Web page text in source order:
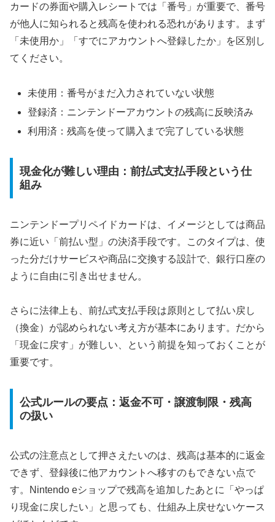
カードの券面や購入レシートでは「番号」が重要で、番号
が他人に知られると残高を使われる恐れがあります。まず
「未使用か」「すでにアカウントへ登録したか」を区別し
てください。
未使用：番号がまだ入力されていない状態
登録済：ニンテンドーアカウントの残高に反映済み
利用済：残高を使って購入まで完了している状態
現金化が難しい理由：前払式支払手段という仕
組み
ニンテンドープリペイドカードは、イメージとしては商品
券に近い「前払い型」の決済手段です。このタイプは、使
った分だけサービスや商品に交換する設計で、銀行口座の
ように自由に引き出せません。
さらに法律上も、前払式支払手段は原則として払い戻し
（換金）が認められない考え方が基本にあります。だから
「現金に戻す」が難しい、という前提を知っておくことが
重要です。
公式ルールの要点：返金不可・譲渡制限・残高
の扱い
公式の注意点として押さえたいのは、残高は基本的に返金
できず、登録後に他アカウントへ移すのもできない点で
す。Nintendo eショップで残高を追加したあとに「やっぱ
り現金に戻したい」と思っても、仕組み上戻せないケース